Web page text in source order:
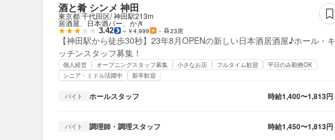
酒と肴 シンメ 神田
東京都 千代田区 神田駅213m
居酒屋、日本酒バー、かき
3.42 ～￥4,999 － 23席
【神田駅から徒歩30秒】23年8月OPENの新しい日本酒居酒屋♪ホール・キ
ッチンスタッフ募集！
個人経営 オープニングスタッフ募集 小さなお店 フルタイム歓迎
平日のみ勤務OK
シニア・ミドル活躍中
新卒歓迎
バイト ホールスタッフ 時給1,400〜1,813円
バイト 調理師・調理スタッフ 時給1,450〜1,813円